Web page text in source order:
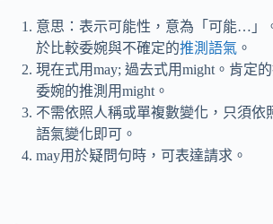
意思：表示可能性，意為「可能…」
於比較委婉與不確定的推測語氣 。
現在式用may; 過去式用might。肯定
委婉的推測用might。
不需依照人稱或單複數變化，只須依
語氣變化即可。
may用於疑問句時，可表達請求。